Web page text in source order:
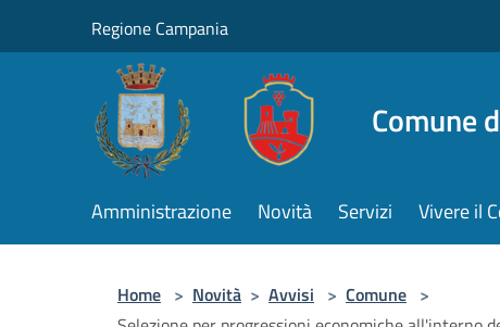
Regione Campania
Comune
Amministrazione Novità Servizi Vivere il
Home > Novità > Avvisi > Comune >